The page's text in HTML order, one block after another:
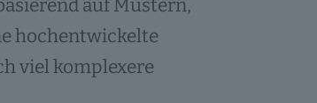
auf Mustern,
hochentwickelte
viel komplexere